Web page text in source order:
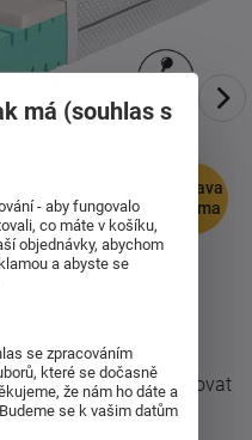
doprava
zdarma
Vrchní vrstva
na tělo, pomáhá udržovat
má (souhlas s
- aby fungovalo
co máte v košíku,
objednávky, abychom
a abyste se
se zpracováním
které se dočasně
že nám ho dáte a
se k vašim datům